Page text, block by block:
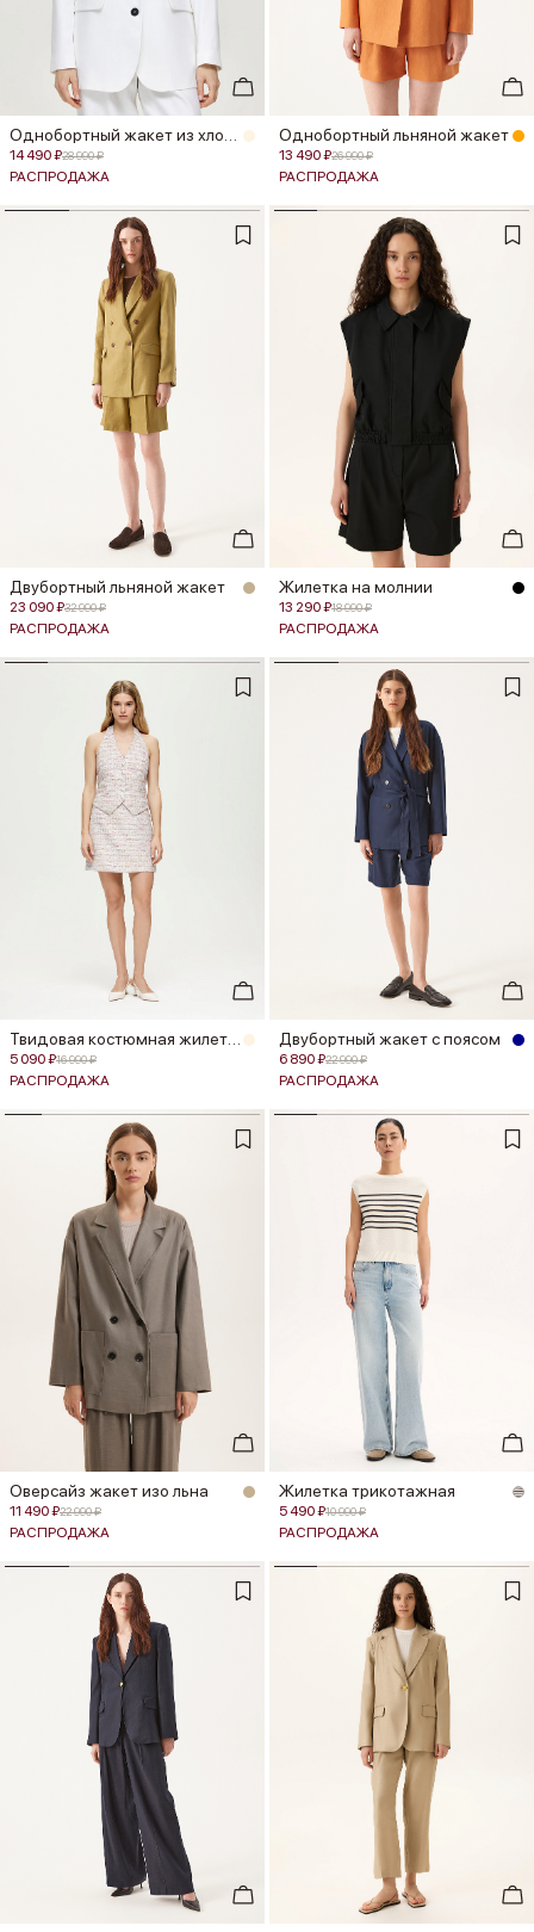
14 490 ₽28 990 ₽
РАСПРОДАЖА
Однобортный льняной жакет
13 490 ₽26 990 ₽
РАСПРОДАЖА
Двубортный льняной жакет
23 090 ₽32 990 ₽
РАСПРОДАЖА
Жилетка на молнии
13 290 ₽18 990 ₽
РАСПРОДАЖА
5 090 ₽16 990 ₽
РАСПРОДАЖА
Двубортный жакет с поясом
6 890 ₽22 990 ₽
РАСПРОДАЖА
Оверсайз жакет изо льна
11 490 ₽22 990 ₽
РАСПРОДАЖА
Жилетка трикотажная
5 490 ₽10 990 ₽
РАСПРОДАЖА